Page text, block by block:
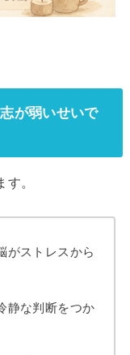
が弱いせいで
。
がストレスから
静な判断をつか